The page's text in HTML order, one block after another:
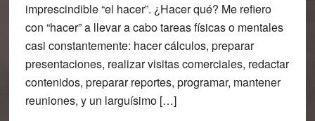
imprescindible “el hacer”. ¿Hacer qué? Me refiero
con “hacer” a llevar a cabo tareas físicas o mentales
casi constantemente: hacer cálculos, preparar
presentaciones, realizar visitas comerciales, redactar
contenidos, preparar reportes, programar, mantener
reuniones, y un larguísimo […]